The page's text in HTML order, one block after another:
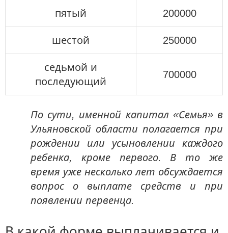
пятый 200000
шестой 250000
седьмой и
последующий
700000
По сути, именной капитал «Семья» в
Ульяновской области полагается при
рождении или усыновлении каждого
ребенка, кроме первого. В то же
время уже несколько лет обсуждается
вопрос о выплате средств и при
появлении первенца.